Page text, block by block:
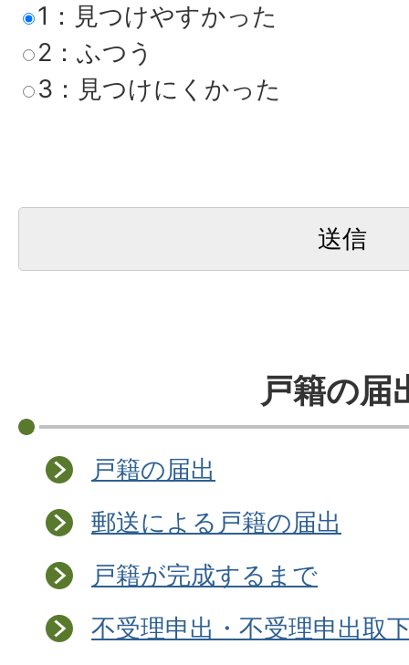
1：見つけやすかった
2：ふつう
3：見つけにくかった
戸籍の届
戸籍の届出
郵送による戸籍の届出
戸籍が完成するまで
不受理申出・不受理申出取